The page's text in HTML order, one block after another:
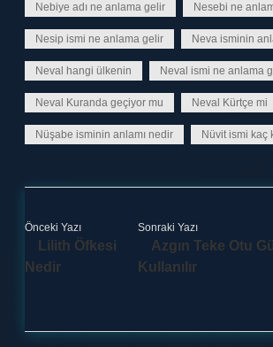
Nebiye adı ne anlama gelir Nesebi ne
Nesip ismi ne anlama gelir Neva isminin
Neval hangi ülkenin Neval ismi ne anlama
Neval Kuranda geçiyor mu Neval Kürtçe mi
Nüşabe isminin anlamı nedir Nüvit ismi kaç
Önceki Yazı
Lilith Öfkesi
Nedir
Sonraki Yazı
Azgın Teke Otu
Kullanılır